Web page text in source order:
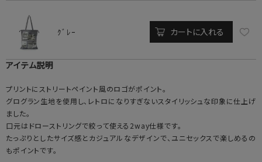
ｸﾞﾚｰ カートに入れる
アイテム説明
プリントにストリートペイント風のロゴがポイント。
グログラン生地を使用し、レトロになりすぎないスタイリッシュな印象に仕上げ
ました。
口元はドローストリングで絞って使える2way仕様です。
たっぷりとしたサイズ感とカジュアルなデザインで、ユニセックスで楽しめるの
もポイントです。